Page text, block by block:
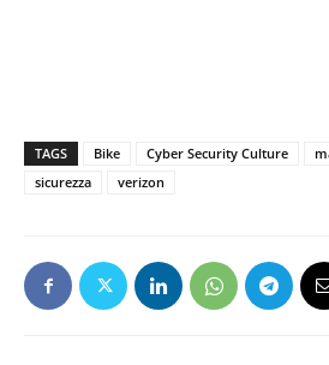
TAGS Bike Cyber Security Culture
sicurezza
verizon